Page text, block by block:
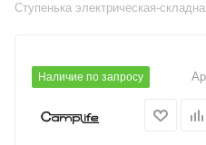
Ступенька электрическая-
Наличие по запросу